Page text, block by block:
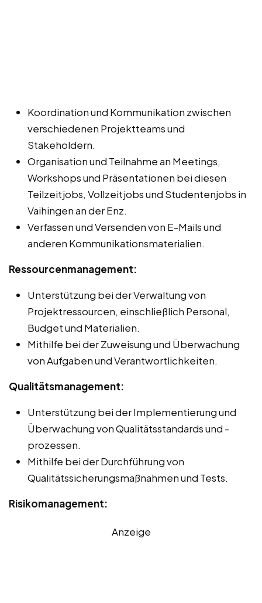
Koordination und Kommunikation zwischen
verschiedenen Projektteams und
Stakeholdern.
Organisation und Teilnahme an Meetings,
Workshops und Präsentationen bei diesen
Teilzeitjobs, Vollzeitjobs und Studentenjobs in
Vaihingen an der Enz.
Verfassen und Versenden von E-Mails und
anderen Kommunikationsmaterialien.
Ressourcenmanagement:
Unterstützung bei der Verwaltung von
Projektressourcen, einschließlich Personal,
Budget und Materialien.
Mithilfe bei der Zuweisung und Überwachung
von Aufgaben und Verantwortlichkeiten.
Qualitätsmanagement:
Unterstützung bei der Implementierung und
Überwachung von Qualitätsstandards und -
prozessen.
Mithilfe bei der Durchführung von
Qualitätssicherungsmaßnahmen und Tests.
Risikomanagement:
Anzeige